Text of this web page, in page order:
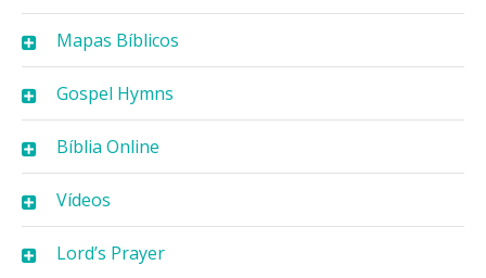
Mapas Bíblicos
Gospel Hymns
Bíblia Online
Vídeos
Lord’s Prayer